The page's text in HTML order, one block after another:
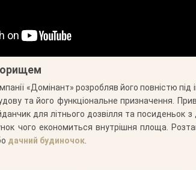
«Домінант» розробляв його повністю під
та його функціональне призначення.
для літнього дозвілля та
чого економиться внутрішня площа.
дачний будиночок